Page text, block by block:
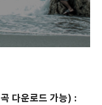
다운로드 가능) :